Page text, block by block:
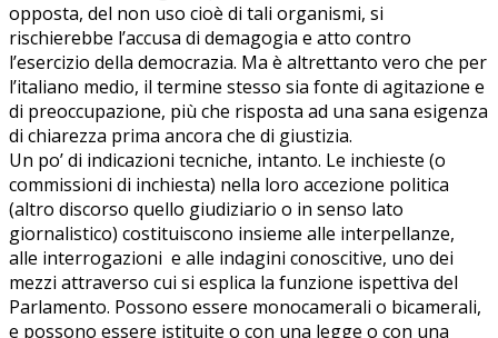
opposta, del non uso cioè di tali organismi, si
rischierebbe l’accusa di demagogia e atto contro
l’esercizio della democrazia. Ma è altrettanto vero che per
l’italiano medio, il termine stesso sia fonte di agitazione e
di preoccupazione, più che risposta ad una sana esigenza
di chiarezza prima ancora che di giustizia.
Un po’ di indicazioni tecniche, intanto. Le inchieste (o
commissioni di inchiesta) nella loro accezione politica
(altro discorso quello giudiziario o in senso lato
giornalistico) costituiscono insieme alle interpellanze,
alle interrogazioni e alle indagini conoscitive, uno dei
mezzi attraverso cui si esplica la funzione ispettiva del
Parlamento. Possono essere monocamerali o bicamerali,
e possono essere istituite o con una legge o con una